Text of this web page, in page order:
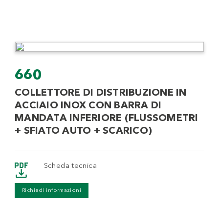
660
COLLETTORE DI DISTRIBUZIONE IN
ACCIAIO INOX CON BARRA DI
MANDATA INFERIORE (FLUSSOMETRI
+ SFIATO AUTO + SCARICO)
Scheda tecnica
Richiedi informazioni